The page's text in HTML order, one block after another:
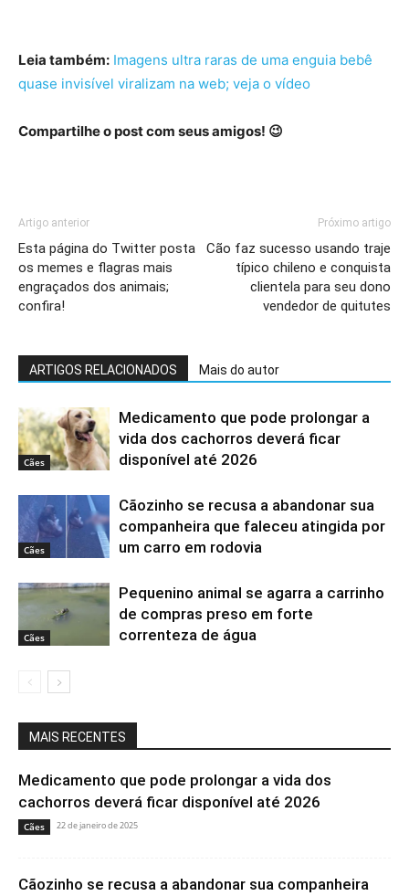
Leia também: Imagens ultra raras de uma enguia bebê
quase invisível viralizam na web; veja o vídeo
Compartilhe o post com seus amigos! 😉
Artigo anterior
Esta página do Twitter posta
os memes e flagras mais
engraçados dos animais;
confira!
Próximo artigo
Cão faz sucesso usando traje
típico chileno e conquista
clientela para seu dono
vendedor de quitutes
ARTIGOS RELACIONADOS Mais do autor
Cães
Medicamento que pode prolongar a
vida dos cachorros deverá ficar
disponível até 2026
Cães
Cãozinho se recusa a abandonar sua
companheira que faleceu atingida por
um carro em rodovia
Cães
Pequenino animal se agarra a carrinho
de compras preso em forte
correnteza de água
MAIS RECENTES
Medicamento que pode prolongar a vida dos
cachorros deverá ficar disponível até 2026
Cães 22 de janeiro de 2025
Cãozinho se recusa a abandonar sua companheira